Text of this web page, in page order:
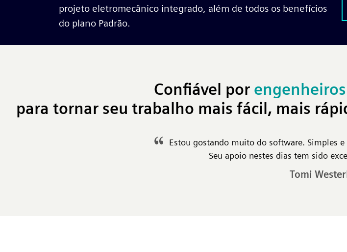
projeto eletromecânico integrado, além de todos os benefícios
do plano Padrão.
Confiável por
para tornar seu trabalho mais fácil, mais
Estou gostando muito do software. Simples
Seu apoio nestes dias tem sido
Tomi